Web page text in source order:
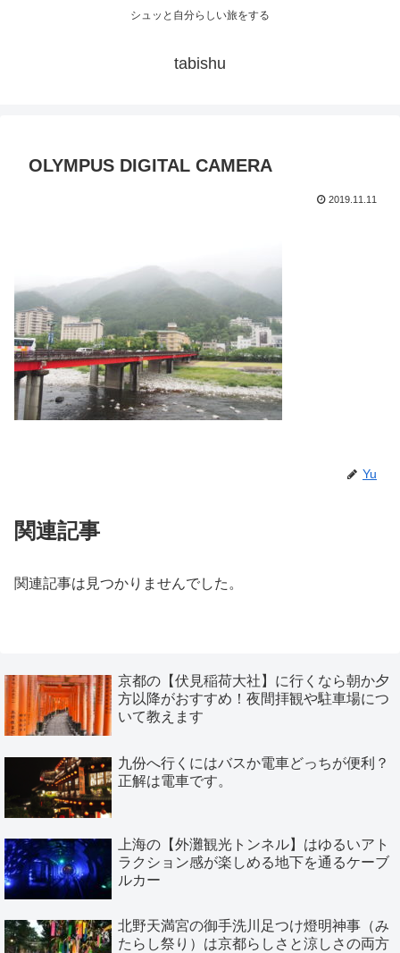
シュッと自分らしい旅をする
tabishu
OLYMPUS DIGITAL CAMERA
2019.11.11
Yu
関連記事
関連記事は見つかりませんでした。
京都の【伏見稲荷大社】に行くなら朝か夕
方以降がおすすめ！夜間拝観や駐車場につ
いて教えます
九份へ行くにはバスか電車どっちが便利？
正解は電車です。
上海の【外灘観光トンネル】はゆるいアト
ラクション感が楽しめる地下を通るケーブ
ルカー
北野天満宮の御手洗川足つけ燈明神事（み
たらし祭り）は京都らしさと涼しさの両方